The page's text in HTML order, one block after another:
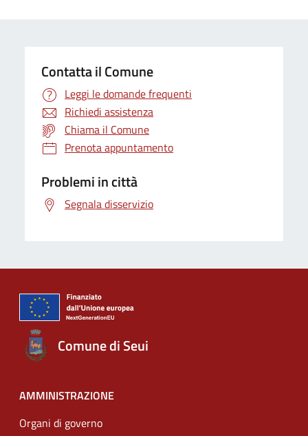
Contatta il Comune
Leggi le domande frequenti
Richiedi assistenza
Chiama il Comune
Prenota appuntamento
Problemi in città
Segnala disservizio
Comune di Seui
AMMINISTRAZIONE
Organi di governo